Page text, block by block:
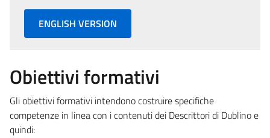
ENGLISH VERSION
Obiettivi formativi
Gli obiettivi formativi intendono costruire specifiche
competenze in linea con i contenuti dei Descrittori di Dublino e
quindi: